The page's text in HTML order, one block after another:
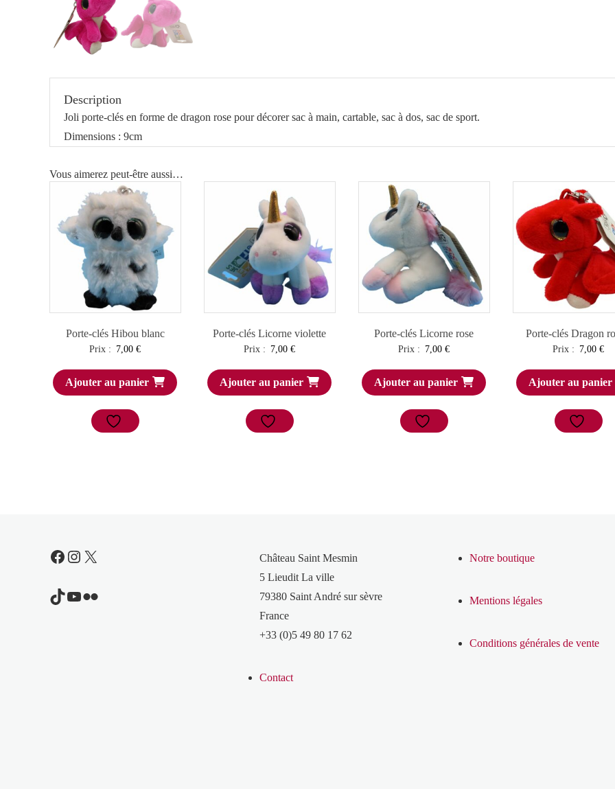
Description
Joli porte-clés en forme de dragon rose pour décorer sac à main, cartable, sac à dos, sac de sport.
Dimensions : 9cm
Vous aimerez peut-être aussi…
Porte-clés Hibou blanc
Prix : 7,00€
Ajouter au panier
Porte-clés Licorne violette
Prix : 7,00€
Ajouter au panier
Porte-clés Licorne rose
Prix : 7,00€
Ajouter au panier
Porte-clés Dragon
Prix : 7,00€
Ajouter au panier
Facebook
Instagram
X
TikTok
YouTube
Flickr
Château Saint Mesmin
5 Lieudit La ville
79380 Saint André sur sèvre
France
+33 (0)5 49 80 17 62
Contact
Notre boutique
Mentions légales
Conditions générales de vente